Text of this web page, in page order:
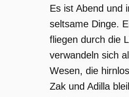
Es ist Abend und
seltsame Dinge.
fliegen durch die
verwandeln sich
Wesen, die
Zak und Adilla